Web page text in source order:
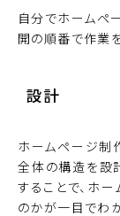
自分でホームペ
開の順番で作業
設計
ホームページ制
全体の構造を設
することで、ホ
のかが一目でわか